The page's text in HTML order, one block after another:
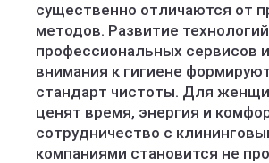
существенно отличаются от
методов. Развитие
профессиональных сервисов
внимания к гигиене
стандарт чистоты. Для
ценят время, энергия и
сотрудничество с
компаниями становится не